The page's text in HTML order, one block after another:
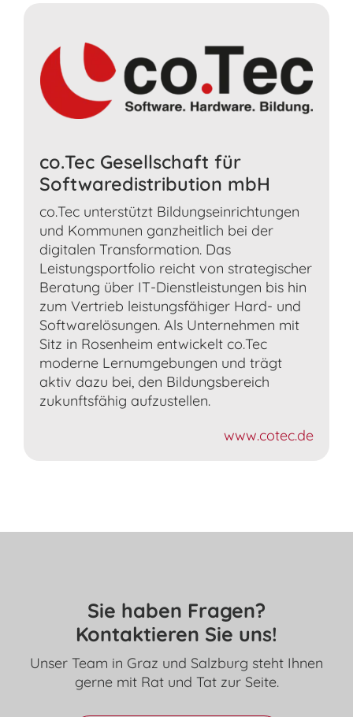
co.Tec Gesellschaft für
Softwaredistribution mbH
co.Tec unterstützt Bildungseinrichtungen
und Kommunen ganzheitlich bei der
digitalen Transformation. Das
Leistungsportfolio reicht von strategischer
Beratung über IT-Dienstleistungen bis hin
zum Vertrieb leistungsfähiger Hard- und
Softwarelösungen. Als Unternehmen mit
Sitz in Rosenheim entwickelt co.Tec
moderne Lernumgebungen und trägt
aktiv dazu bei, den Bildungsbereich
zukunftsfähig aufzustellen.
www.cotec.de
Sie haben Fragen?
Kontaktieren Sie uns!
Unser Team in Graz und Salzburg steht Ihnen
gerne mit Rat und Tat zur Seite.